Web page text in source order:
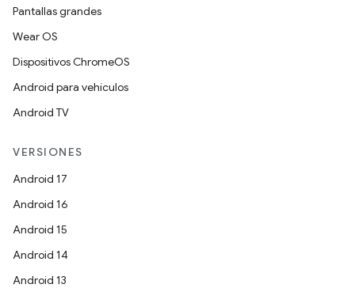
Pantallas grandes
Wear OS
Dispositivos ChromeOS
Android para vehículos
Android TV
VERSIONES
Android 17
Android 16
Android 15
Android 14
Android 13